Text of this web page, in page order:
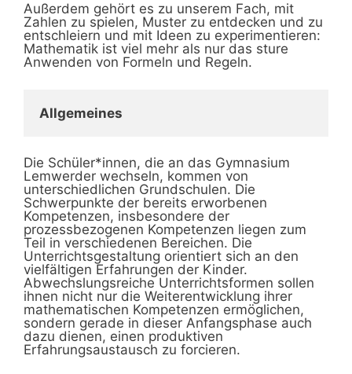
Außerdem gehört es zu unserem Fach, mit
Zahlen zu spielen, Muster zu entdecken und zu
entschleiern und mit Ideen zu experimentieren:
Mathematik ist viel mehr als nur das sture
Anwenden von Formeln und Regeln.
Allgemeines
Die Schüler*innen, die an das Gymnasium
Lemwerder wechseln, kommen von
unterschiedlichen Grundschulen. Die
Schwerpunkte der bereits erworbenen
Kompetenzen, insbesondere der
prozessbezogenen Kompetenzen liegen zum
Teil in verschiedenen Bereichen. Die
Unterrichtsgestaltung orientiert sich an den
vielfältigen Erfahrungen der Kinder.
Abwechslungsreiche Unterrichtsformen sollen
ihnen nicht nur die Weiterentwicklung ihrer
mathematischen Kompetenzen ermöglichen,
sondern gerade in dieser Anfangsphase auch
dazu dienen, einen produktiven
Erfahrungsaustausch zu forcieren.